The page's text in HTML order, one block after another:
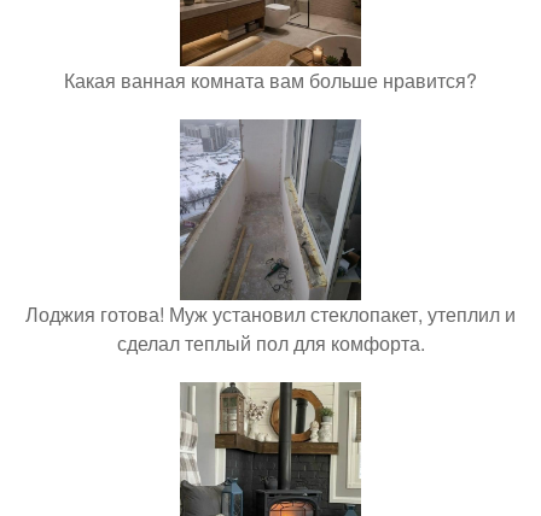
Какая ванная комната вам больше нравится?
Лоджия готова! Муж установил стеклопакет, утеплил и
сделал теплый пол для комфорта.